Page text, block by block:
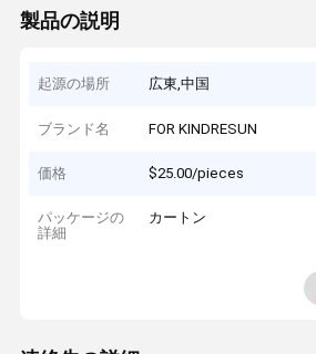
製品の説明
起源の場所 広東,中国
ブランド名 FOR KINDRESUN
価格 $25.00/pieces
パッケージの
詳細
カートン